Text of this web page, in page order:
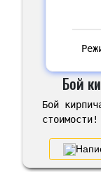
Бой
Бой
стоимости!